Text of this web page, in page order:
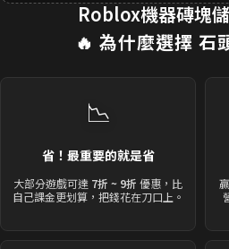
Roblox機器磚塊
🔥 為什麼選擇 石
📉
省！最重要的就是省
大部分遊戲可達 7折 ~ 9折 優惠，比
自己課金更划算，把錢花在刀口上。